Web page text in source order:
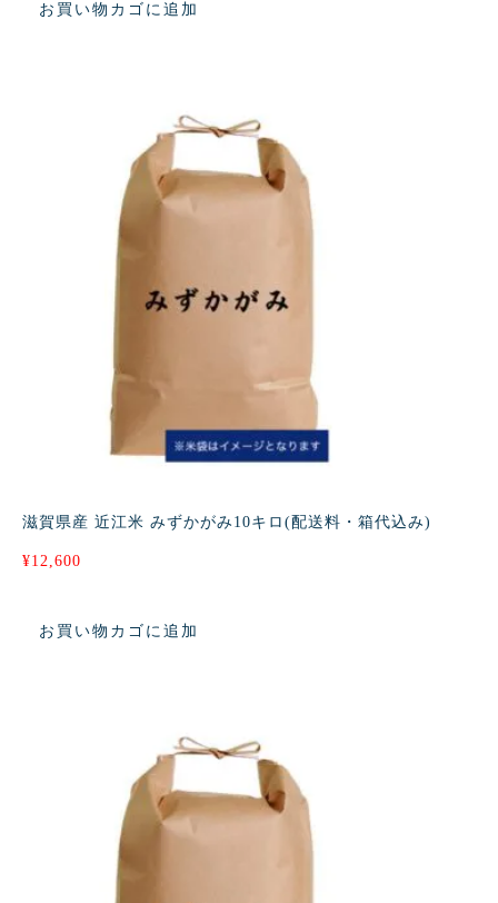
お買い物カゴに追加
滋賀県産 近江米 みずかがみ10キロ(配送料・箱代込み)
¥12,600
お買い物カゴに追加